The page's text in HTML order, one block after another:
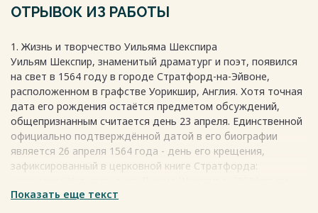
необходимостью изучения механизмов интеграции
интерпретационных возможностей для осмысления
классических шедевров.
Весь текст будет доступенпосле покупки
ОТРЫВОК ИЗ РАБОТЫ
1. Жизнь и творчество Уильяма Шекспира
Уильям Шекспир, знаменитый драматург и поэт, появился
на свет в 1564 году в городе Стратфорд-на-Эйвоне,
расположенном в графстве Уорикшир, Англия. Хотя точная
дата его рождения остаётся предметом обсуждений,
общепризнанным считается день 23 апреля. Единственной
официально подтверждённой датой в его биографии
является 26 апреля 1564 года - день его крещения,
зафиксированный в церковной книге Стратфорда:
Шекспир вырос в семье, которая не была особенно
Показать еще текст